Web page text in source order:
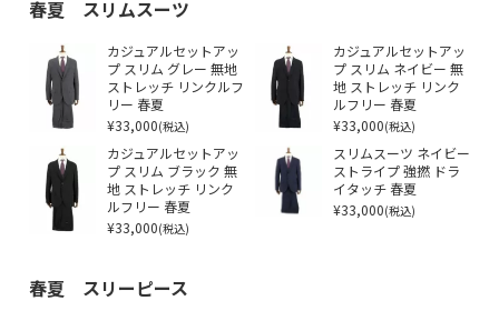
春夏 スリムスーツ
カジュアルセットアッ
プ スリム グレー 無地
ストレッチ リンクルフ
リー 春夏
¥33,000(税込)
カジュアルセットアッ
プ スリム ネイビー 無
地 ストレッチ リンク
ルフリー 春夏
¥33,000(税込)
カジュアルセットアッ
プ スリム ブラック 無
地 ストレッチ リンク
ルフリー 春夏
¥33,000(税込)
スリムスーツ ネイビー
ストライプ 強撚 ドラ
イタッチ 春夏
¥33,000(税込)
春夏 スリーピース